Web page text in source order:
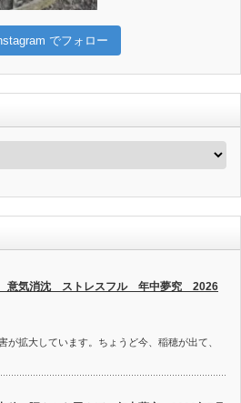
でフォロー
意気消沈 ストレスフル 年中夢究 2026
が拡大しています。ちょうど今、稲穂が出て、